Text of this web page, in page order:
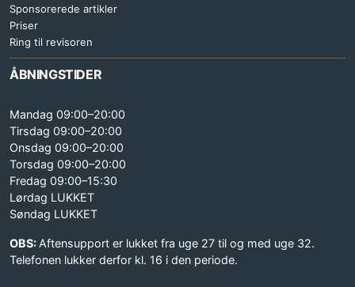
Sponsorerede artikler
Priser
Ring til revisoren
ÅBNINGSTIDER
Mandag 09:00–20:00
Tirsdag 09:00–20:00
Onsdag 09:00–20:00
Torsdag 09:00–20:00
Fredag 09:00–15:30
Lørdag LUKKET
Søndag LUKKET
OBS: Aftensupport er lukket fra uge 27 til og med uge 32.
Telefonen lukker derfor kl. 16 i den periode.